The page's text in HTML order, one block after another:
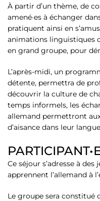
À partir d’un thème, de
amené·es à échanger
pratiquent ainsi en
animations linguistiques
en grand groupe, pour
L’après-midi, un
détente, permettra de
découvrir la culture de
temps informels, les
allemand permettront
d’aisance dans leur
Ce séjour s’adresse à des
apprennent l’allemand à
Le groupe sera constitué